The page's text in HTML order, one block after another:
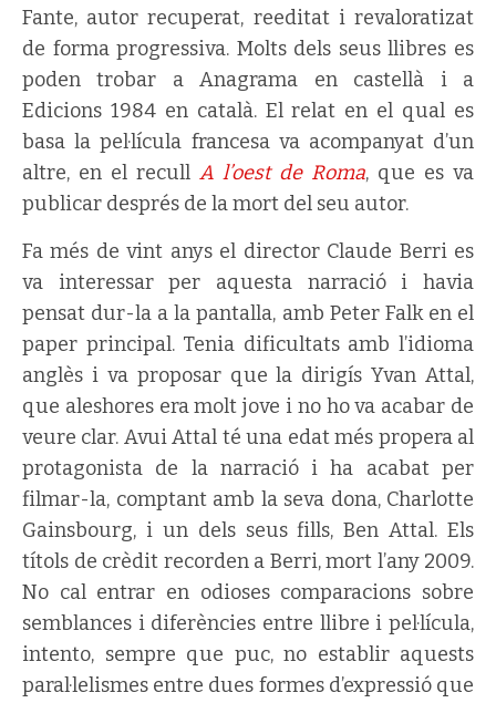
Fante, autor recuperat, reeditat i revaloratizat
de forma progressiva. Molts dels seus llibres es
poden trobar a Anagrama en castellà i a
Edicions 1984 en català. El relat en el qual es
basa la pel·lícula francesa va acompanyat d’un
altre, en el recull A l’oest de Roma, que es va
publicar després de la mort del seu autor.
Fa més de vint anys el director Claude Berri es
va interessar per aquesta narració i havia
pensat dur-la a la pantalla, amb Peter Falk en el
paper principal. Tenia dificultats amb l’idioma
anglès i va proposar que la dirigís Yvan Attal,
que aleshores era molt jove i no ho va acabar de
veure clar. Avui Attal té una edat més propera al
protagonista de la narració i ha acabat per
filmar-la, comptant amb la seva dona, Charlotte
Gainsbourg, i un dels seus fills, Ben Attal. Els
títols de crèdit recorden a Berri, mort l’any 2009.
No cal entrar en odioses comparacions sobre
semblances i diferències entre llibre i pel·lícula,
intento, sempre que puc, no establir aquests
paral·lelismes entre dues formes d’expressió que